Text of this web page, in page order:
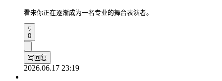
看来你正在逐渐成为一名专业的舞台表演者。
0
写回复
2026.06.17 23:19